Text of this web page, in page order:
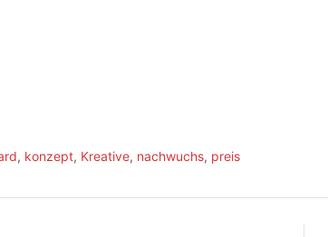
, konzept, Kreative, nachwuchs, preis